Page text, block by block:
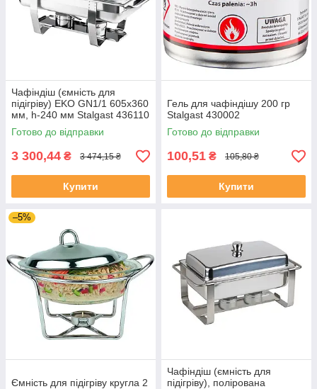
Чафіндіш (ємність для
підігріву) EKO GN1/1 605х360
мм, h-240 мм Stalgast 436110
Готово до відправки
3 300,44 ₴ 3 474,15 ₴
Купити
Гель для чафіндішу 200 гр
Stalgast 430002
Готово до відправки
100,51 ₴ 105,80 ₴
Купити
–5%
Ємність для підігріву кругла 2
Чафіндіш (ємність для
підігріву), полірована